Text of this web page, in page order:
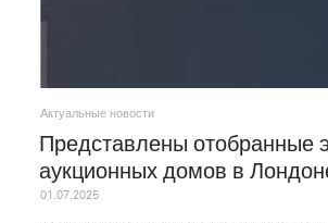
Актуальные новости
Представлены отобранные
аукционных домов в
01.07.2025